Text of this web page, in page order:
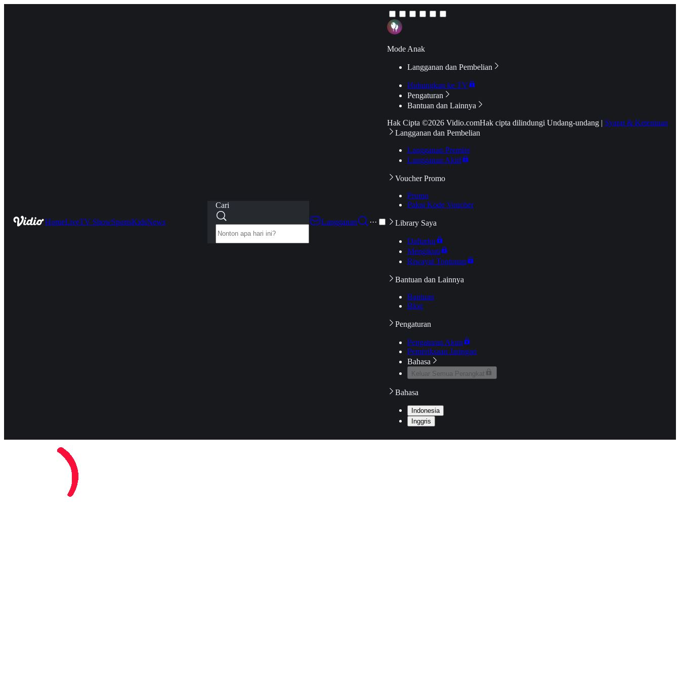
HomeLiveTV ShowSportsKidsNews
Cari
Langganan
···
Mode Anak
Langganan dan Pembelian
Hubungkan ke TV
Pengaturan
Bantuan dan Lainnya
Hak Cipta ©2026 Vidio.comHak cipta dilindungi Undang-undang | Syarat & Ketentuan
Langganan dan Pembelian
Langganan Premier
Langganan Aktif
Voucher Promo
Promo
Pakai Kode Voucher
Library Saya
Daftarku
Mengikuti
Riwayat Tontonan
Bantuan dan Lainnya
Bantuan
Blog
Pengaturan
Pengaturan Akun
Pemeriksaan Jaringan
Bahasa
Keluar Semua Perangkat
Bahasa
Indonesia
Inggris